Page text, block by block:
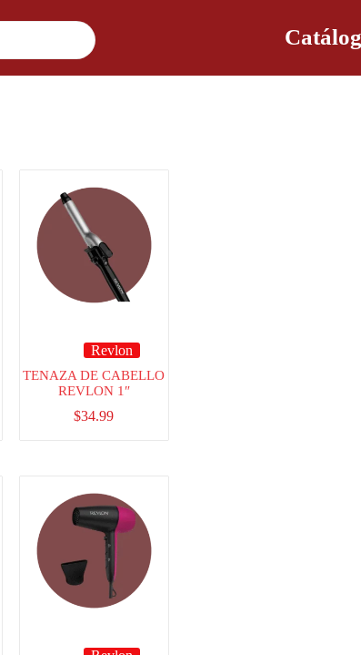
Revlon
TENAZA DE CABELLO
REVLON 1″
$34.99